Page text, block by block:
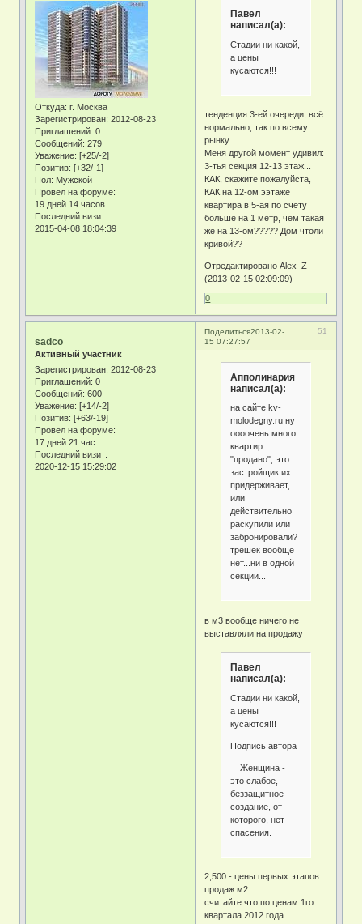
Откуда: г. Москва
Зарегистрирован: 2012-08-23
Приглашений: 0
Сообщений: 279
Уважение: [+25/-2]
Позитив: [+32/-1]
Пол: Мужской
Провел на форуме:
19 дней 14 часов
Последний визит:
2015-04-08 18:04:39
Павел
написал(а):
Стадии ни какой,
а цены
кусаются!!!
тенденция 3-ей очереди, всё
нормально, так по всему
рынку...
Меня другой момент удивил:
3-тья секция 12-13 этаж...
КАК, скажите пожалуйста,
КАК на 12-ом ээтаже
квартира в 5-ая по счету
больше на 1 метр, чем такая
же на 13-ом????? Дом чтоли
кривой??
Отредактировано Alex_Z
(2013-02-15 02:09:09)
0
Поделиться 51
2013-02-
15 07:27:57
sadco
Активный участник
Зарегистрирован: 2012-08-23
Приглашений: 0
Сообщений: 600
Уважение: [+14/-2]
Позитив: [+63/-19]
Провел на форуме:
17 дней 21 час
Последний визит:
2020-12-15 15:29:02
Апполинария
написал(а):
на сайте kv-
molodegny.ru ну
оооочень много
квартир
"продано", это
застройщик их
придерживает,
или
действительно
раскупили или
забронировали?
трешек вообще
нет...ни в одной
секции...
в м3 вообще ничего не
выставляли на продажу
Павел
написал(а):
Стадии ни какой,
а цены
кусаются!!!
Подпись автора
Женщина -
это слабое,
беззащитное
создание, от
которого, нет
спасения.
2,500 - цены первых этапов
продаж м2
считайте что по ценам 1го
квартала 2012 года